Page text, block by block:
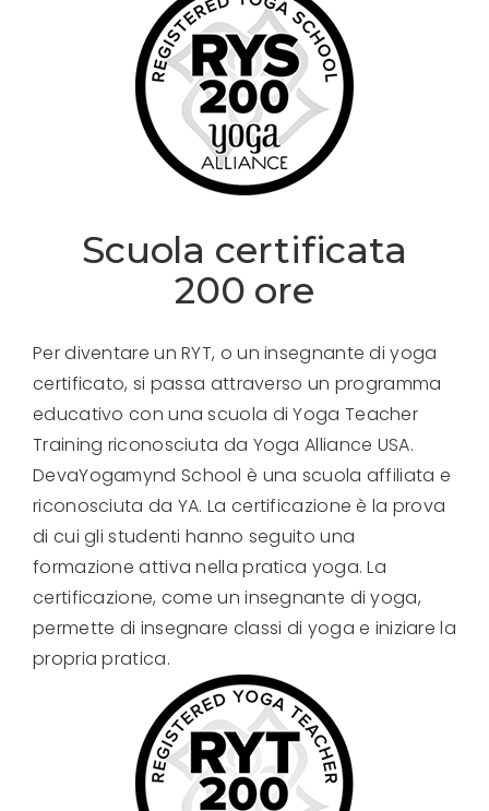
Scuola certificata
200 ore
Per diventare un RYT, o un insegnante di yoga
certificato, si passa attraverso un programma
educativo con una scuola di Yoga Teacher
Training riconosciuta da Yoga Alliance USA.
DevaYogamynd School è una scuola affiliata e
riconosciuta da YA. La certificazione è la prova
di cui gli studenti hanno seguito una
formazione attiva nella pratica yoga. La
certificazione, come un insegnante di yoga,
permette di insegnare classi di yoga e iniziare la
propria pratica.